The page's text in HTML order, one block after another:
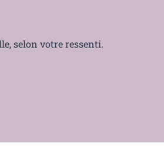
selon votre ressenti.